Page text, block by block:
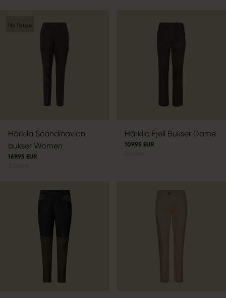
Ny farge
Härkila Scandinavian
bukser Women
169.95 EUR
Härkila Fjell Bukser Dame
109.95 EUR